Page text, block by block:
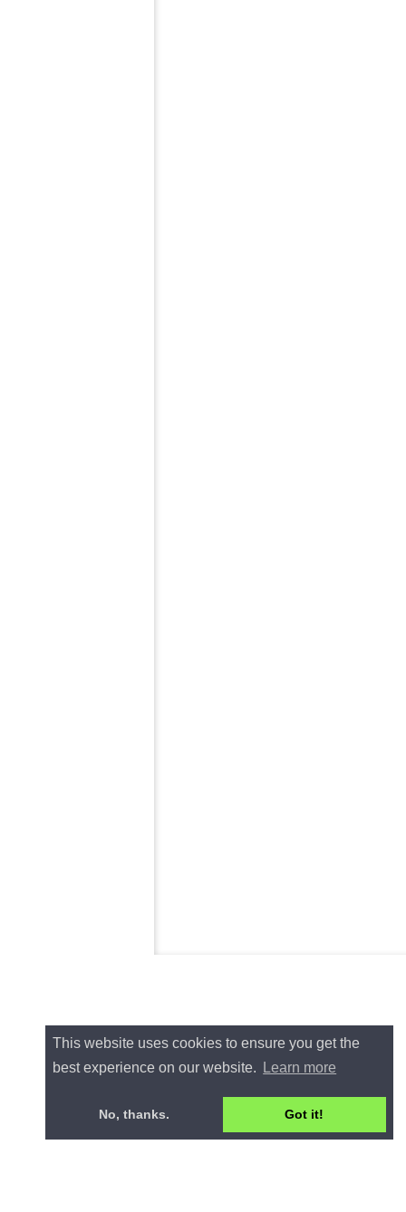
This website uses cookies to ensure you get the
best experience on our website.
Learn more
No, thanks. Got it!